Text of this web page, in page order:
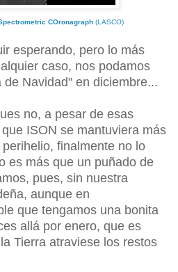
COronagraph (LASCO)
esperando, pero lo más
caso, nos podamos
Navidad" en diciembre...
no, a pesar de esas
ISON se mantuviera más
finalmente no lo
es más que un puñado de
pues, sin nuestra
aunque en
que tengamos una bonita
allá por enero, que es
Tierra atraviese los restos